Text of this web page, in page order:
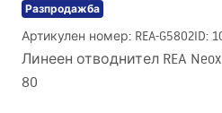
Разпродажба
Артикулен номер: REA-G5802ID:
Линеен отводнител REA Neox
80